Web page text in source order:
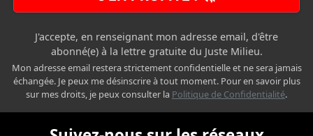
J'accepte, en renseignant mon adresse email, d'être
abonné(e) à la lettre gratuite du Juste Milieu.
Mon adresse email restera strictement confidentielle et ne sera jamais
échangée. Je peux me désinscrire à tout moment. Pour en savoir plus
sur mes droits, je peux consulter la Politique de Confidentialité.